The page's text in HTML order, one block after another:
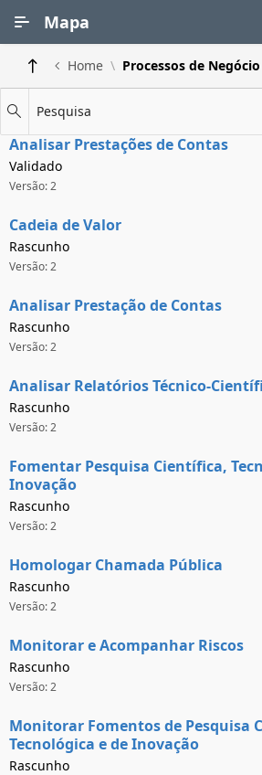
Mapa
Home Processos de Negócio
Pesquisa
Analisar Prestações de Contas
Validado
Versão: 2
Cadeia de Valor
Rascunho
Versão: 2
Analisar Prestação de Contas
Rascunho
Versão: 2
Analisar Relatórios Técnico-
Rascunho
Versão: 2
Fomentar Pesquisa Científica,
Inovação
Rascunho
Versão: 2
Homologar Chamada Pública
Rascunho
Versão: 2
Monitorar e Acompanhar Riscos
Rascunho
Versão: 2
Monitorar Fomentos de Pesquisa
Tecnológica e de Inovação
Rascunho